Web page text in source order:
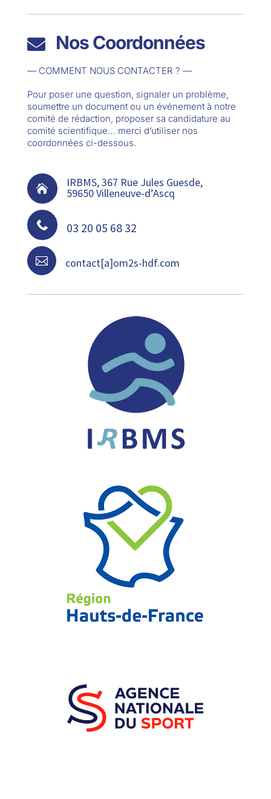
 Nos Coordonnées
— COMMENT NOUS CONTACTER ? —
Pour poser une question, signaler un problème,
soumettre un document ou un événement à notre
comité de rédaction, proposer sa candidature au
comité scientifique… merci d’utiliser nos
coordonnées ci-dessous.
 IRBMS, 367 Rue Jules Guesde,
59650 Villeneuve-d’Ascq
 03 20 05 68 32
 contact[a]om2s-hdf.com